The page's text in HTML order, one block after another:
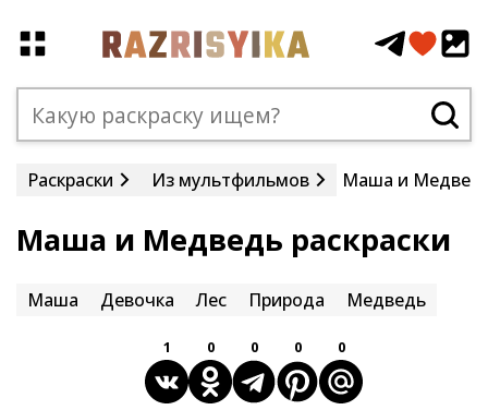
Раскраски Из мультфильмов Маша и
Маша и Медведь раскраски
Маша Девочка Лес Природа Медведь
1 0 0 0 0